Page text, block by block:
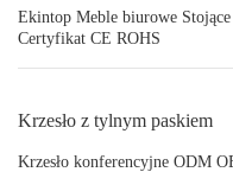
Ekintop Meble biurowe
Certyfikat CE ROHS
Krzesło z tylnym paskiem
Krzesło konferencyjne ODM